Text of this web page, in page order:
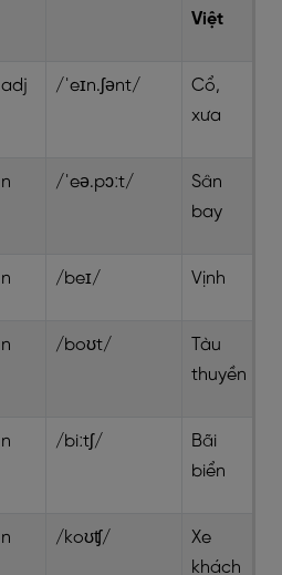
Việt
adj /ˈeɪn.ʃənt/
Cổ,
xưa
n /ˈeə.pɔːt/
Sân
bay
n /beɪ/ Vịnh
n /boʊt/
Tàu
thuyền
n /biːtʃ/
Bãi
biển
n /koʊʧ/
Xe
khách